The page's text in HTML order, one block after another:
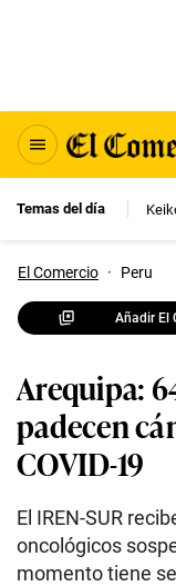
Temas del día
El Comercio · Peru
Añadir El
Arequipa:
padecen
COVID-19
El IREN-SUR
oncológicos
momento tiene